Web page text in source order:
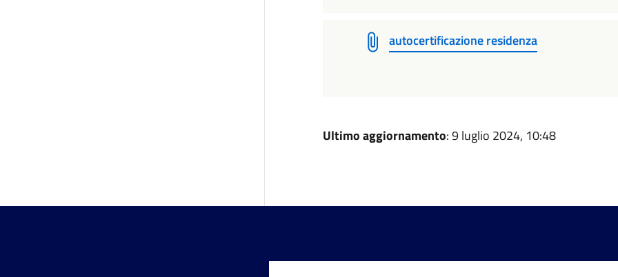
autocertificazione residenza
Ultimo aggiornamento: 9 luglio 2024, 10:48